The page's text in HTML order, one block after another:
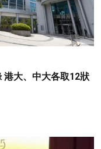
港大、中大各取12狀